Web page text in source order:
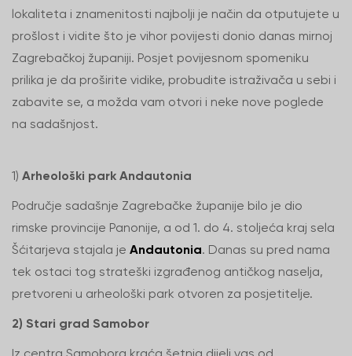
lokaliteta i znamenitosti najbolji je način da otputujete u
prošlost i vidite što je vihor povijesti donio danas mirnoj
Zagrebačkoj županiji. Posjet povijesnom spomeniku
prilika je da proširite vidike, probudite istraživača u sebi i
zabavite se, a možda vam otvori i neke nove poglede
na sadašnjost.
1) Arheološki park Andautonia
Područje sadašnje Zagrebačke županije bilo je dio
rimske provincije Panonije, a od 1. do 4. stoljeća kraj sela
Šćitarjeva stajala je Andautonia. Danas su pred nama
tek ostaci tog strateški izgrađenog antičkog naselja,
pretvoreni u arheološki park otvoren za posjetitelje.
2) Stari grad Samobor